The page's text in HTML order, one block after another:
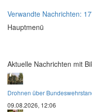
Verwandte Nachrichten:
Hauptmenü
Aktuelle Nachrichten mit
Drohnen über
09.08.2026, 12:06